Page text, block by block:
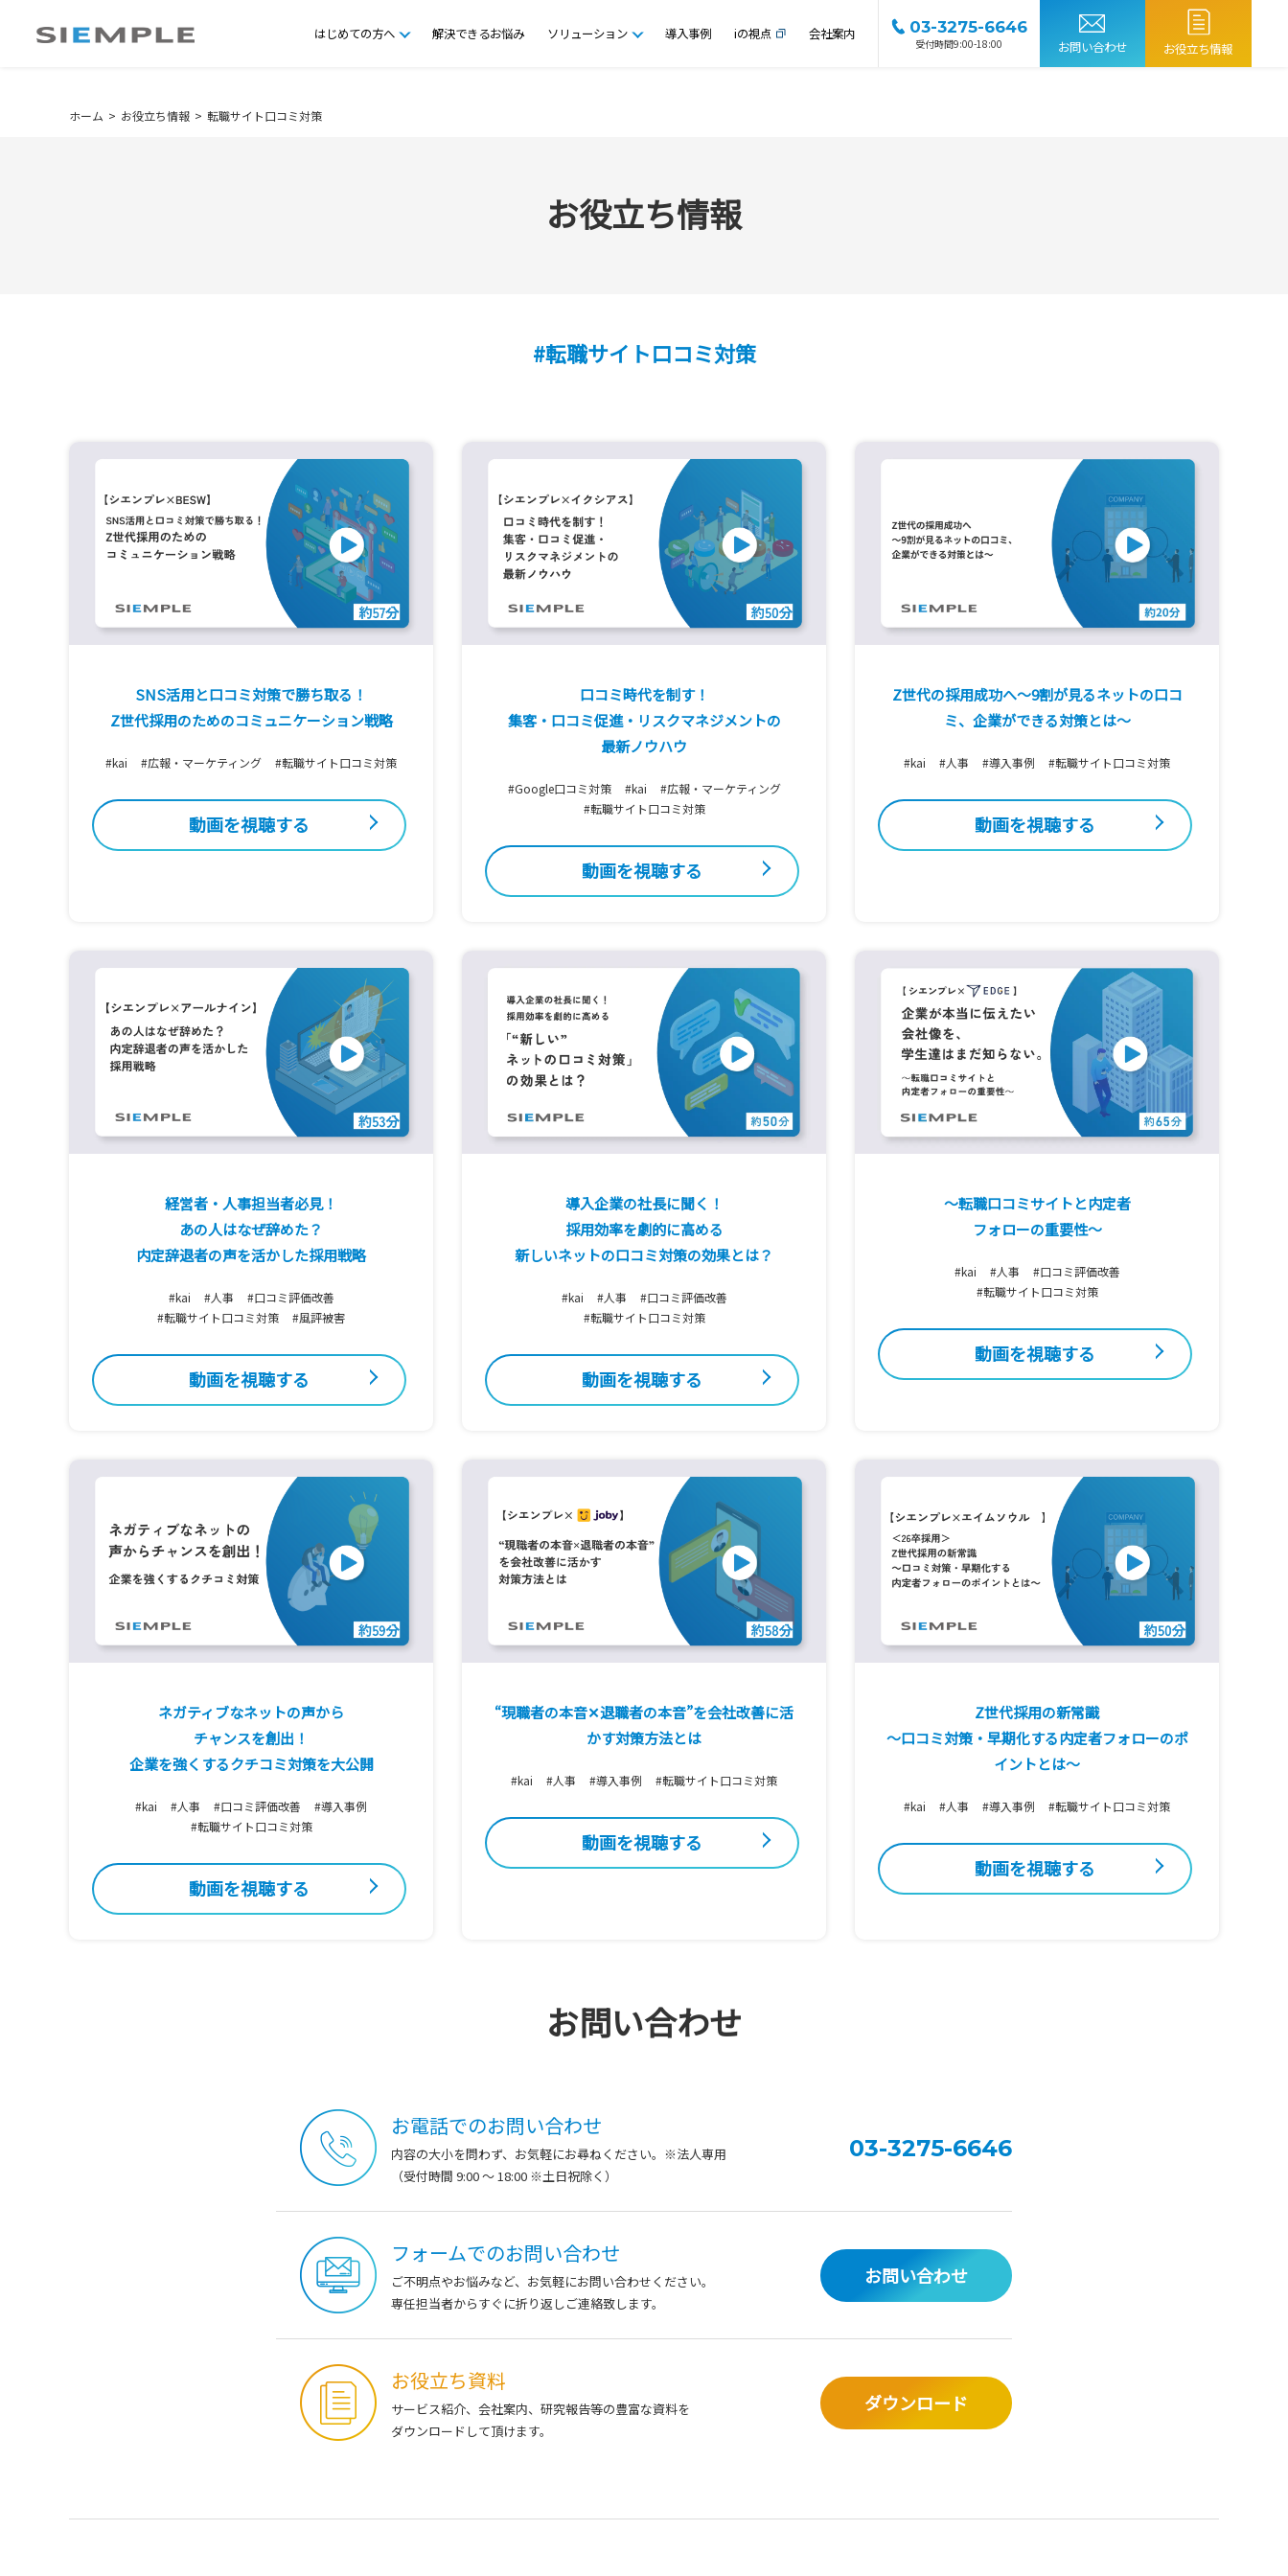
はじめての方へ 解決できるお悩み ソリューション 導入事例 iの視点 会社案内 03-3275-6646
受付時間9:00-18:00 お問い合わせ お役立ち情報
ホーム お役立ち情報 転職サイト口コミ対策
お役立ち情報
#転職サイト口コミ対策
SNS活用と口コミ対策で勝ち取る！
Z世代採用のためのコミュニケーション戦略
#kai #広報・マーケティング #転職サイト口コミ対策
動画を視聴する
口コミ時代を制す！
集客・口コミ促進・リスクマネジメントの
最新ノウハウ
#Google口コミ対策 #kai
#広報・マーケティング
#転職サイト口コミ対策
動画を視聴する
Z世代の採用成功へ〜9割が見るネットの口コ
ミ、企業ができる対策とは～
#kai #人事 #導入事例 #転職サイト口コミ対策
動画を視聴する
経営者・人事担当者必見！
あの人はなぜ辞めた？
内定辞退者の声を活かした採用戦略
#kai #人事
#口コミ評価改善
#転職サイト口コミ対策
#風評被害
動画を視聴する
導入企業の社長に聞く！
採用効率を劇的に高める
新しいネットの口コミ対策の効果とは？
#kai #人事
#口コミ評価改善
#転職サイト口コミ対策
動画を視聴する
～転職口コミサイトと内定者
フォローの重要性～
#kai #人事
#口コミ評価改善
#転職サイト口コミ対策
動画を視聴する
ネガティブなネットの声から
チャンスを創出！
企業を強くするクチコミ対策を大公開
#kai #人事 #口コミ評価改善
#導入事例
#転職サイト口コミ対策
動画を視聴する
“現職者の本音✕退職者の本音”を会社改善に活
かす対策方法とは
#kai #人事 #導入事例 #転職サイト口コミ対策
動画を視聴する
Z世代採用の新常識
～口コミ対策・早期化する内定者フォローのポ
イントとは～
#kai #人事 #導入事例 #転職サイト口コミ対策
動画を視聴する
お問い合わせ
お電話でのお問い合わせ
内容の大小を問わず、 お気軽にお尋ねください。※法人専用
（受付時間 9:00 ～ 18:00 ※土日祝除く）
03-3275-6646
フォームでのお問い合わせ
ご不明点やお悩みなど、お気軽にお問い合わせください。
専任担当者からすぐに折り返しご連絡致します。
お問い合わせ
お役立ち資料
サービス紹介、会社案内、研究報告等の豊富な資料を
ダウンロードして頂けます。
ダウンロード